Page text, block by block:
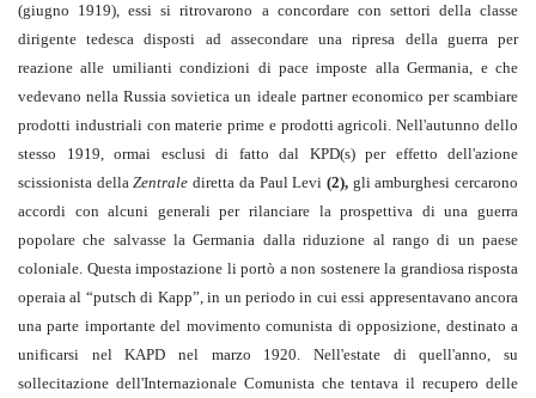
(giugno 1919), essi si ritrovarono a concordare con settori della classe
dirigente tedesca disposti ad assecondare una ripresa della guerra per
reazione alle umilianti condizioni di pace imposte alla Germania, e che
vedevano nella Russia sovietica un ideale partner economico per scambiare
prodotti industriali con materie prime e prodotti agricoli. Nell'autunno dello
stesso 1919, ormai esclusi di fatto dal KPD(s) per effetto dell'azione
scissionista dellaZentrale diretta da Paul Levi (2),gli amburghesi cercarono
accordi con alcuni generali per rilanciare la prospettiva di una guerra
popolare che salvasse la Germania dalla riduzione al rango di un paese
coloniale. Questa impostazione li portò a non sostenere la grandiosa risposta
operaia al “putsch di Kapp”, in un periodo in cui essi appresentavano ancora
una parte importante del movimento comunista di opposizione, destinato a
unificarsi nel KAPD nel marzo 1920. Nell'estate di quell'anno, su
sollecitazione dell'Internazionale Comunista che tentava il recupero delle